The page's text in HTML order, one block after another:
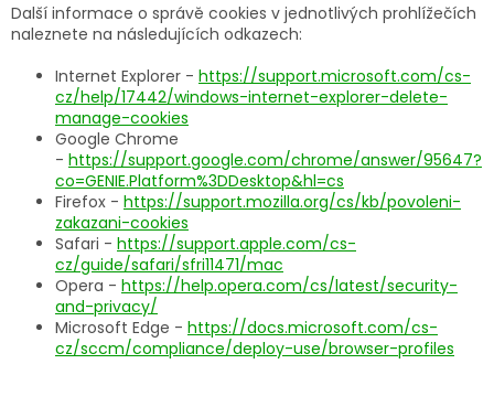
Další informace o správě cookies v jednotlivých prohlížečích
naleznete na následujících odkazech:
Internet Explorer - https://support.microsoft.com/cs-
cz/help/17442/windows-internet-explorer-delete-
manage-cookies
Google Chrome
- https://support.google.com/chrome/answer/95647?
co=GENIE.Platform%3DDesktop&hl=cs
Firefox - https://support.mozilla.org/cs/kb/povoleni-
zakazani-cookies
Safari - https://support.apple.com/cs-
cz/guide/safari/sfri11471/mac
Opera - https://help.opera.com/cs/latest/security-
and-privacy/
Microsoft Edge - https://docs.microsoft.com/cs-
cz/sccm/compliance/deploy-use/browser-profiles